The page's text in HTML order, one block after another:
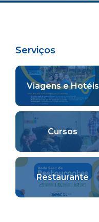
Serviços
Viagens e Hotéis
Cursos
Restaurante